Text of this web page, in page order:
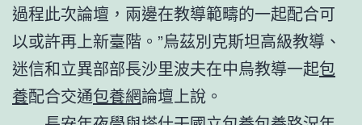
過程此次論壇，兩邊在教導範疇的一起配合可
以或許再上新臺階。”烏茲別克斯坦高級教導、
迷信和立異部部長沙里波夫在中烏教導一起包
養配合交通包養網論壇上說。